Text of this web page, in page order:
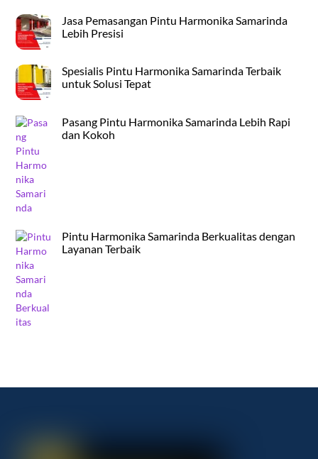
Jasa Pemasangan Pintu Harmonika Samarinda
Lebih Presisi
Spesialis Pintu Harmonika Samarinda Terbaik
untuk Solusi Tepat
Pasang Pintu Harmonika Samarinda Lebih Rapi
dan Kokoh
Pintu Harmonika Samarinda Berkualitas dengan
Layanan Terbaik